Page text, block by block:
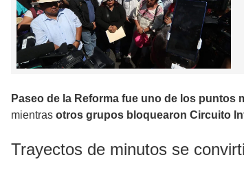
Paseo de la Reforma fue uno de los puntos
mientras otros grupos bloquearon Circuito
Trayectos de minutos se